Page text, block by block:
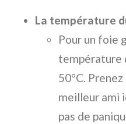
La température
Pour un foie
température
50°C.
meilleur ami
pas de